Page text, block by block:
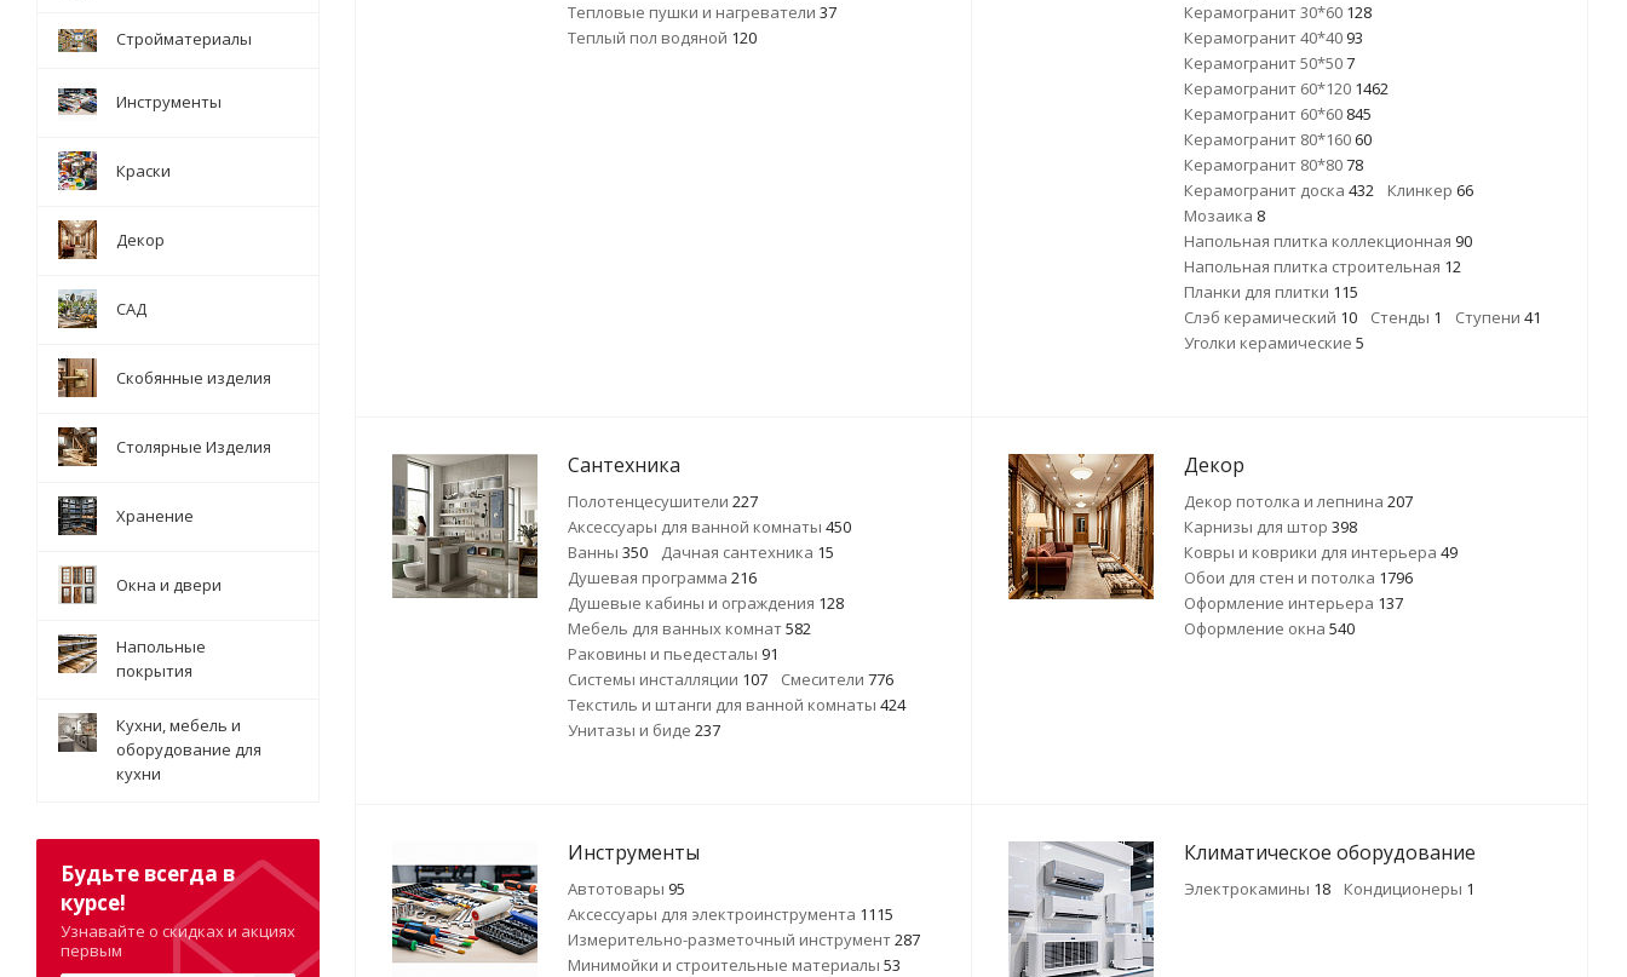
Тепловые пушки и нагреватели 37
Теплый пол водяной 120
Керамогранит 30*60 128
Керамогранит 40*40 93
Керамогранит 50*507
Керамогранит 60*120 1462
Керамогранит 60*60 845
Керамогранит 80*160 60
Керамогранит 80*8078
Керамогранит доска 432 Клинкер 66
Мозаика 8
Напольная плитка коллекционная 90
Напольная плитка строительная 12
Планки для плитки 115
Слэб керамический 10 Стенды 1 Ступени 41
Уголки керамические 5
Сантехника
Полотенцесушители 227
Аксессуары для ванной комнаты 450
Ванны 350 Дачная сантехника 15
Душевая программа 216
Душевые кабины и ограждения 128
Мебель для ванных комнат582
Раковины и пьедесталы 91
Системы инсталляции 107 Смесители 776
Текстиль и штанги для ванной комнаты 424
Унитазы и биде 237
Декор
Декор потолка и лепнина 207
Карнизы для штор 398
Ковры и коврики для интерьера 49
Обои для стен и потолка 1796
Оформление интерьера 137
Оформление окна 540
Инструменты
Автотовары 95
Аксессуары для электроинструмента 1115
Измерительно-разметочный инструмент287
Минимойки и строительные материалы 53
Климатическое оборудование
Электрокамины 18 Кондиционеры 1
Стройматериалы
Инструменты
Краски
Декор
САД
Скобянные изделия
Столярные Изделия
Хранение
Окна и двери
Напольные
покрытия
Кухни, мебель и
оборудование для
кухни
Будьте всегда в
курсе!
Узнавайте о скидках и акциях
первым